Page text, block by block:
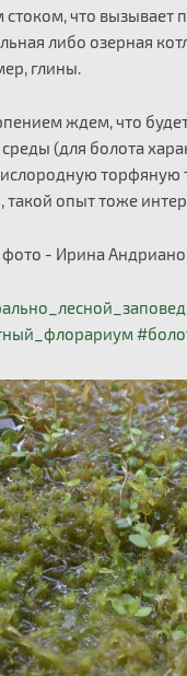
стоком, что вызывает
либо озерная
глины.
ждем, что
(для болота
торфяную
такой опыт тоже
фото - Ирина